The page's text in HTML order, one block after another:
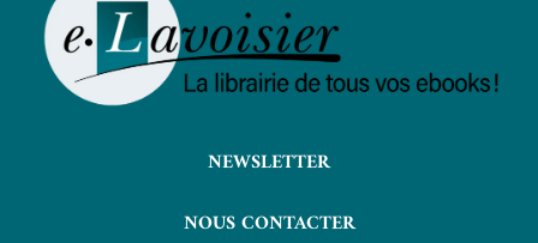
NEWSLETTER
NOUS CONTACTER